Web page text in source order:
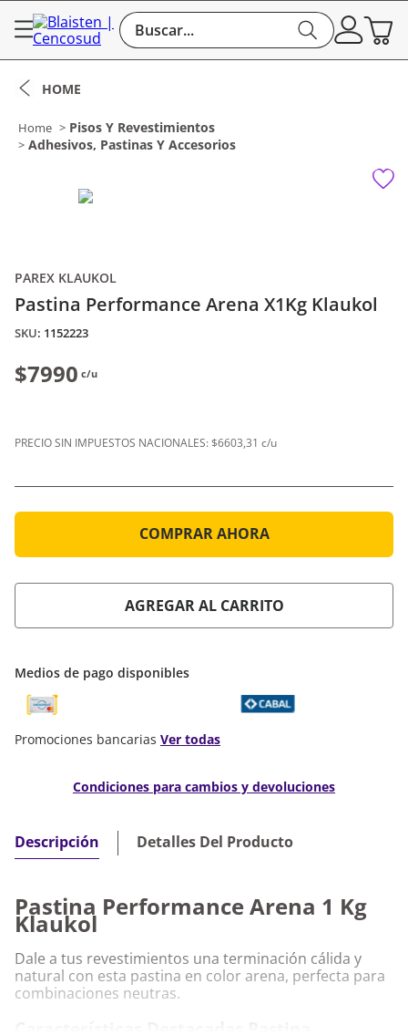
Buscar...
Pisos Y Revestimientos
Adhesivos, Pastinas Y Accesorios
PAREX KLAUKOL
Pastina Performance Arena X1Kg Klaukol
: 1152223
$7990 c/u
PRECIO SIN IMPUESTOS NACIONALES:$6603,31 c/u
COMPRAR AHORA
AGREGAR AL CARRITO
Medios de pago disponibles
Promociones bancarias Ver todas
Condiciones para cambios y devoluciones
Descripción Detalles Del Producto
Pastina Performance Arena 1 Kg
Klaukol
Dale a tus revestimientos una terminación cálida y
natural con esta pastina en color arena, perfecta para
combinaciones neutras.